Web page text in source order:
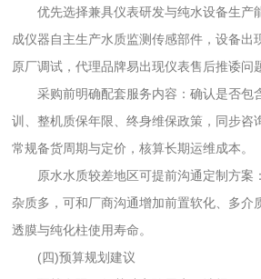
优先选择兼具仪表研发与纯水设备生产
成仪器自主生产水质监测传感部件，设备出
原厂调试，代理品牌易出现仪表售后推诿问
采购前明确配套服务内容：确认是否包
训、整机质保年限、终身维保政策，同步咨
常规备货周期与定价，核算长期运维成本。
原水水质较差地区可提前沟通定制方案：
杂质多，可和厂商沟通增加前置软化、多介
透膜与纯化柱使用寿命。
(四)预算规划建议